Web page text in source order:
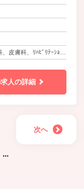
。
皮膚科、ﾘﾊﾋﾞﾘﾃｰｼｮﾝ
人の詳細
次へ
...